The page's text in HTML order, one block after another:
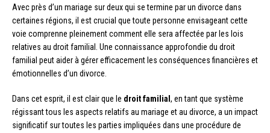
Avec près d’un mariage sur deux qui se termine par un divorce dans
certaines régions, il est crucial que toute personne envisageant cette
voie comprenne pleinement comment elle sera affectée par les lois
relatives au droit familial. Une connaissance approfondie du droit
familial peut aider à gérer efficacement les conséquences financières et
émotionnelles d’un divorce.
Dans cet esprit, il est clair que le droit familial , en tant que système
régissant tous les aspects relatifs au mariage et au divorce, a un impact
significatif sur toutes les parties impliquées dans une procédure de